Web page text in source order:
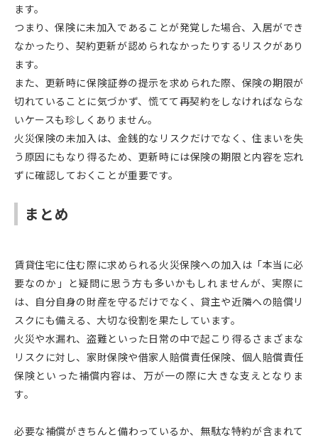
ます。
つまり、保険に未加入であることが発覚した場合、入居ができ
なかったり、契約更新が認められなかったりするリスクがあり
ます。
また、更新時に保険証券の提示を求められた際、保険の期限が
切れていることに気づかず、慌てて再契約をしなければならな
いケースも珍しくありません。
火災保険の未加入は、金銭的なリスクだけでなく、住まいを失
う原因にもなり得るため、更新時には保険の期限と内容を忘れ
ずに確認しておくことが重要です。
まとめ
賃貸住宅に住む際に求められる火災保険への加入は「本当に必
要なのか」と疑問に思う方も多いかもしれませんが、実際に
は、自分自身の財産を守るだけでなく、貸主や近隣への賠償リ
スクにも備える、大切な役割を果たしています。
火災や水漏れ、盗難といった日常の中で起こり得るさまざまな
リスクに対し、家財保険や借家人賠償責任保険、個人賠償責任
保険といった補償内容は、万が一の際に大きな支えとなりま
す。
必要な補償がきちんと備わっているか、無駄な特約が含まれて